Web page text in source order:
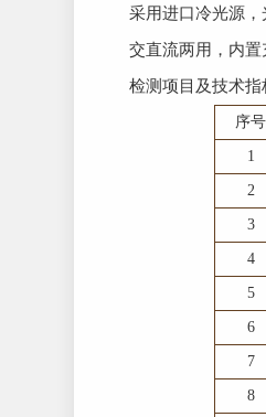
采用进口冷光源，
交直流两用，内置充
检测项目及技术指
序号
1
2
3
4
5
6
7
8